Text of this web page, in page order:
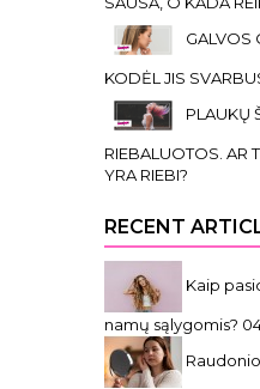
GALVOS
KODĖL JIS
PLAUKŲ
RIEBALUOTOS. AR
YRA RIEBI?
RECENT
Kaip
namų sąlygomis?